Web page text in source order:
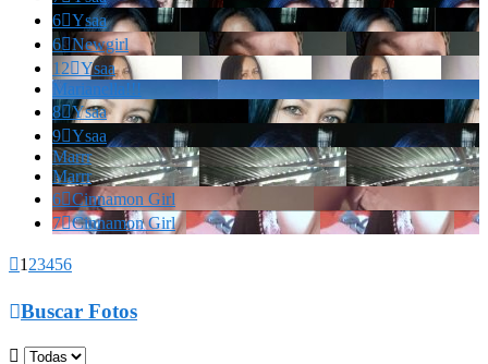
6Ysaa
6Newgirl
12Ysaa
Marianella!!!
8Ysaa
9Ysaa
Marrr
Marrr
6Cinnamon Girl
7Cinnamon Girl
1 23456
Buscar Fotos
